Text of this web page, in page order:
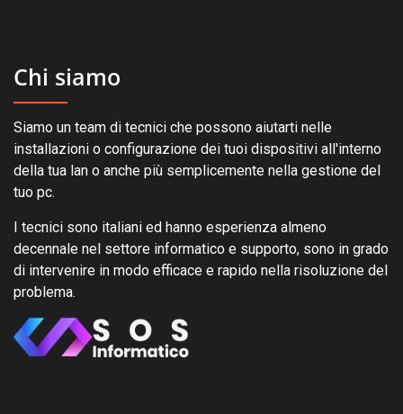
Chi siamo
Siamo un team di tecnici che possono aiutarti nelle
installazioni o configurazione dei tuoi dispositivi all'interno
della tua lan o anche più semplicemente nella gestione del
tuo pc.
I tecnici sono italiani ed hanno esperienza almeno
decennale nel settore informatico e supporto, sono in grado
di intervenire in modo efficace e rapido nella risoluzione del
problema.